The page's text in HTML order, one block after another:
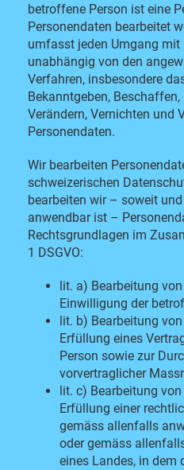
betroffene Person ist eine
Personendaten bearbeitet
umfasst jeden Umgang mit
unabhängig von den
Verfahren, insbesondere
Bekanntgeben,
Verändern, Vernichten und
Personendaten.
Wir bearbeiten
schweizerischen
bearbeiten wir – soweit und
anwendbar ist –
Rechtsgrundlagen im
1 DSGVO:
lit. a) Bearbeitung
Einwilligung der
lit. b) Bearbeitung
Erfüllung eines
Person sowie zur
vorvertraglicher
lit. c) Bearbeitung
Erfüllung einer
gemäss allenfalls
oder gemäss
eines Landes, in dem